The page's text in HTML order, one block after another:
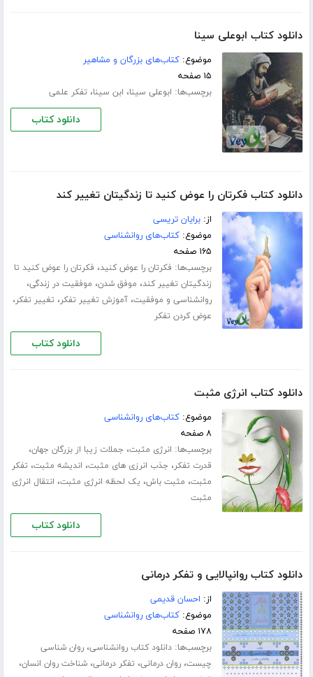
دانلود کتاب ابوعلی سینا
موضوع:کتاب‌های بزرگان و مشاهیر
۱۵ صفحه
برچسب‌ها: ابوعلی سینا، ابن سینا، تفکر علمی
دانلود کتاب
دانلود کتاب فکرتان را عوض کنید تا زندگیتان تغییر کند
از:برایان تریسی
موضوع:کتاب‌های روانشناسی
۱۶۵ صفحه
برچسب‌ها: فکرتان را عوض کنید، فکرتان را عوض کنید تا
زندگیتان تغییر کند، موفق شدن، موفقیت در زندگی،
روانشناسی و موفقیت،آموزش تغییر تفکر، تغییر تفکر،
عوض کردن تفکر
دانلود کتاب
دانلود کتاب انرژی مثبت
موضوع:کتاب‌های روانشناسی
۸ صفحه
برچسب‌ها: انرژی مثبت، جملات زیبا از بزرگان جهان،
قدرت تفکر، جذب انرزی های مثبت، اندیشه مثبت، تفکر
مثبت، مثبت باش، یک لحظه انرژی مثبت، انتقال انرژی
مثبت
دانلود کتاب
دانلود کتاب روانپالایی و تفکر درمانی
از: احسان قدیمی
موضوع:کتاب‌های روانشناسی
۱۷۸ صفحه
برچسب‌ها:دانلود کتاب روانشناسی،روان شناسی
چیست،روان درمانی، تفکر درمانی،شناخت روان انسان،